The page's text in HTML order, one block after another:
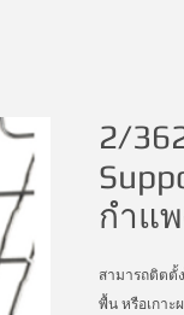
2/
กำแ
สามารถติตตั้
พื้น หรือเกาะ